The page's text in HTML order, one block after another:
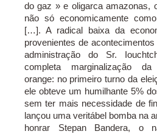
do gaz » e oligarca amazonas,
não só economicamente
[…]. A radical baixa da
provenientes de
administração do Sr.
completa marginalização
orange: no primeiro turno da
ele obteve um humilhante 5%
sem ter mais necessidade de
lançou uma veritábel bomba na
honrar Stepan Bandera, o